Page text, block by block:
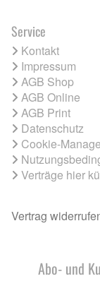
Service
Kontakt
Impressum
AGB Shop
AGB Online
AGB Print
Datenschutz
Cookie-
Verträge hier
Vertrag
Abo- und